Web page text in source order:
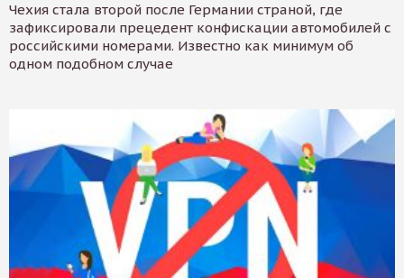
Чехия стала второй после Германии страной, где
зафиксировали прецедент конфискации автомобилей с
российскими номерами. Известно как минимум об
одном подобном случае